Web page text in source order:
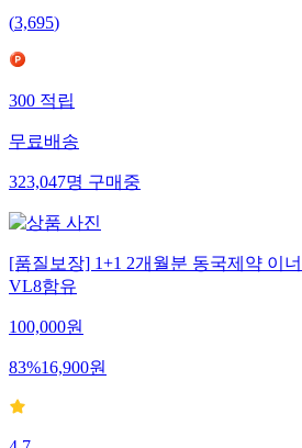
(3,695)
300적립
무료배송
323,047명구매중
[품질보장] 1+1 2개월분 동국제약 이
VL8함유
100,000원
83%16,900원